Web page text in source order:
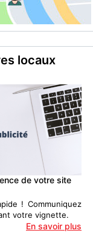
locaux
de votre site
! Communiquez
votre vignette.
En savoir plus